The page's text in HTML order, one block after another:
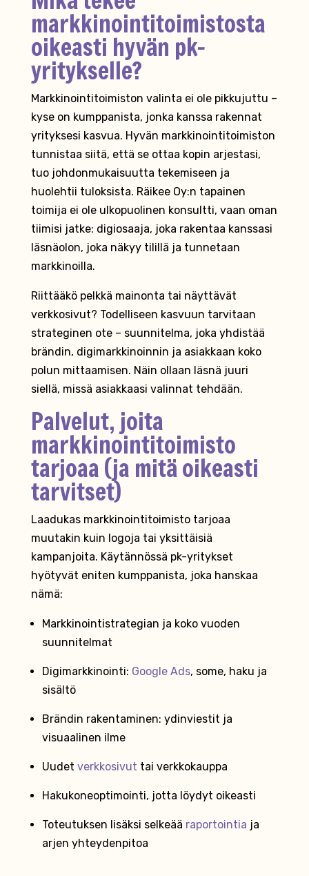
markkinointitoimistosta
oikeasti hyvän pk-
yritykselle?
Markkinointitoimiston valinta ei ole pikkujuttu –
kyse on kumppanista, jonka kanssa rakennat
yrityksesi kasvua. Hyvän markkinointitoimiston
tunnistaa siitä, että se ottaa kopin arjestasi,
tuo johdonmukaisuutta tekemiseen ja
huolehtii tuloksista. Räikee Oy:n tapainen
toimija ei ole ulkopuolinen konsultti, vaan oman
tiimisi jatke: digiosaaja, joka rakentaa kanssasi
läsnäolon, joka näkyy tilillä ja tunnetaan
markkinoilla.
Riittääkö pelkkä mainonta tai näyttävät
verkkosivut? Todelliseen kasvuun tarvitaan
strateginen ote – suunnitelma, joka yhdistää
brändin, digimarkkinoinnin ja asiakkaan koko
polun mittaamisen. Näin ollaan läsnä juuri
siellä, missä asiakkaasi valinnat tehdään.
Palvelut, joita
markkinointitoimisto
tarjoaa (ja mitä oikeasti
tarvitset)
Laadukas markkinointitoimisto tarjoaa
muutakin kuin logoja tai yksittäisiä
kampanjoita. Käytännössä pk-yritykset
hyötyvät eniten kumppanista, joka hanskaa
nämä:
Markkinointistrategian ja koko vuoden
suunnitelmat
Digimarkkinointi: Google Ads, some, haku ja
sisältö
Brändin rakentaminen: ydinviestit ja
visuaalinen ilme
Uudet verkkosivut tai verkkokauppa
Hakukoneoptimointi, jotta löydyt oikeasti
Toteutuksen lisäksi selkeää raportointia ja
arjen yhteydenpitoa